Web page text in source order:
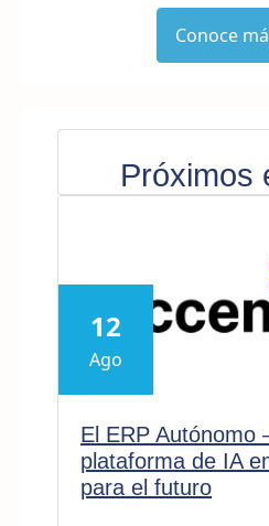
Conoce
Próximos
12
Ago
El ERP Autónomo
plataforma de IA
para el futuro